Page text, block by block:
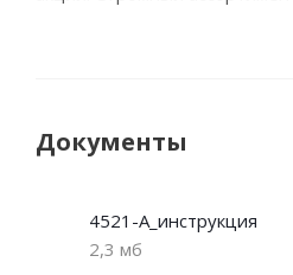
Документы
4521-A_инструкция
2,3 мб